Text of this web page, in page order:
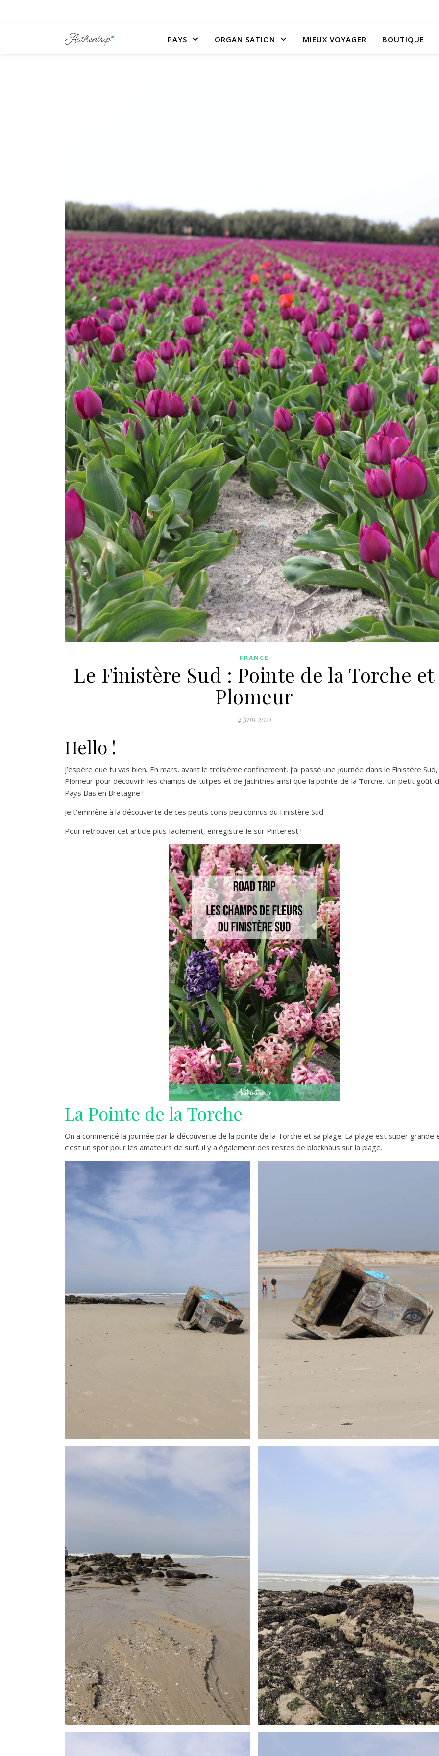
PAYS ORGANISATION MIEUX VOYAGER BOUTIQUE
FRANCE
Le Finistère Sud : Pointe de la Torche et
Plomeur
4 juin 2021
Hello !
J’espère que tu vas bien. En mars, avant le troisième confinement, j’ai passé une journée dans le Finistère Sud,
Plomeur pour découvrir les champs de tulipes et de jacinthes ainsi que la pointe de la Torche. Un petit goût
Pays Bas en Bretagne !
Je t’emmène à la découverte de ces petits coins peu connus du Finistère Sud.
Pour retrouver cet article plus facilement, enregistre-le sur Pinterest !
La Pointe de la Torche
On a commencé la journée par la découverte de la pointe de la Torche et sa plage. La plage est super grande
c’est un spot pour les amateurs de surf. Il y a également des restes de blockhaus sur la plage.